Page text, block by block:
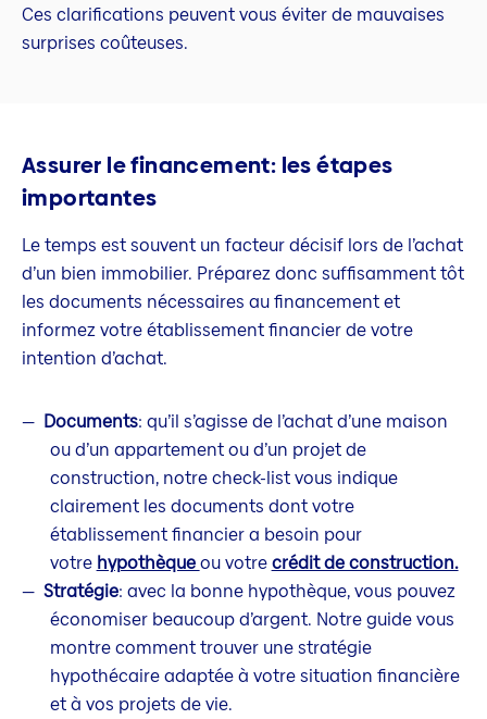
Ces clarifications peuvent vous éviter de mauvaises
surprises coûteuses.
Assurer le financement: les étapes
importantes
Le temps est souvent un facteur décisif lors de l’achat
d’un bien immobilier. Préparez donc suffisamment tôt
les documents nécessaires au financement et
informez votre établissement financier de votre
intention d’achat.
Documents: qu’il s’agisse de l’achat d’une maison
ou d’un appartement ou d’un projet de
construction, notre check-list vous indique
clairement les documents dont votre
établissement financier a besoin pour
votre hypothèqueou votrecrédit de construction.
Stratégie: avec la bonne hypothèque, vous pouvez
économiser beaucoup d’argent. Notre guide vous
montre comment trouver une stratégie
hypothécaire adaptée à votre situation financière
et à vos projets de vie.